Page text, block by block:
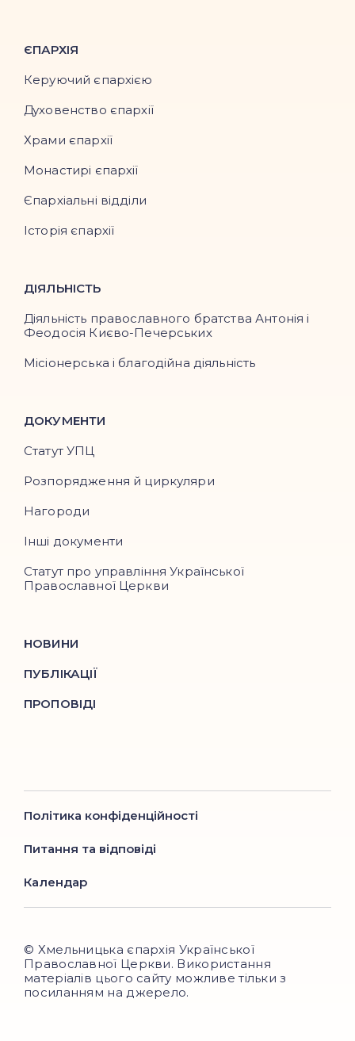
ЄПАРХІЯ
Керуючий єпархією
Духовенство єпархії
Храми єпархії
Монастирі єпархії
Єпархіальні відділи
Історія єпархії
ДІЯЛЬНІСТЬ
Діяльність православного братства Антонія і
Феодосія Києво-Печерських
Місіонерська і благодійна діяльність
ДОКУМЕНТИ
Статут УПЦ
Розпорядження й циркуляри
Нагороди
Інші документи
Статут про управління Української
Православної Церкви
НОВИНИ
ПУБЛІКАЦІЇ
ПРОПОВІДІ
Політика конфіденційності
Питання та відповіді
Календар
© Хмельницька єпархія Української
Православної Церкви. Використання
матеріалів цього сайту можливе тільки з
посиланням на джерело.